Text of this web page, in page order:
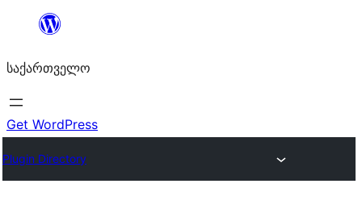
შიგთავსზე
საქართველო
Get WordPress
Plugin Directory